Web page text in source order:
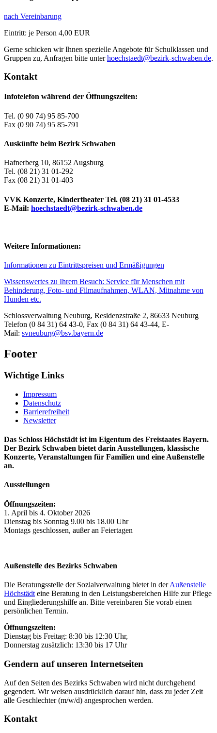
nach Vereinbarung
Eintritt: je Person 4,00 EUR
Gerne schicken wir Ihnen spezielle Angebote für Schulklassen und
Gruppen zu, Anfragen bitte unterhoechstaedt@bezirk-schwaben.de.
Kontakt
Infotelefon während der Öffnungszeiten:
Tel. (0 90 74) 95 85-700
Fax (0 90 74) 95 85-791
Auskünfte beim Bezirk Schwaben
Hafnerberg 10, 86152 Augsburg
Tel. (08 21) 31 01-292
Fax (08 21) 31 01-403
VVK Konzerte, Kindertheater Tel. (08 21) 31 01-4533
E-Mail: hoechstaedt@bezirk-schwaben.de
Weitere Informationen:
Informationen zu Eintrittspreisen und Ermäßigungen
Wissenswertes zu Ihrem Besuch: Service für Menschen mit
Behinderung, Foto- und Filmaufnahmen, WLAN, Mitnahme von
Hunden etc.
Schlossverwaltung Neuburg, Residenzstraße 2, 86633 Neuburg
Telefon (0 84 31) 64 43-0, Fax (0 84 31) 64 43-44, E-
Mail: svneuburg@bsv.bayern.de
Footer
Wichtige Links
Impressum
Datenschutz
Barrierefreiheit
Newsletter
Das Schloss Höchstädt ist im Eigentum des Freistaates Bayern.
Der Bezirk Schwaben bietet darin Ausstellungen, klassische
Konzerte, Veranstaltungen für Familien und eine Außenstelle
an.
Ausstellungen
Öffnungszeiten:
1. April bis 4. Oktober 2026
Dienstag bis Sonntag 9.00 bis 18.00 Uhr
Montags geschlossen, außer an Feiertagen
Außenstelle des Bezirks Schwaben
Die Beratungsstelle der Sozialverwaltung bietet in derAußenstelle
Höchstädt eine Beratung in den Leistungsbereichen Hilfe zur Pflege
und Eingliederungshilfe an. Bitte vereinbaren Sie vorab einen
persönlichen Termin.
Öffnungszeiten:
Dienstag bis Freitag: 8:30 bis 12:30 Uhr,
Donnerstag zusätzlich: 13:30 bis 17 Uhr
Gendern auf unseren Internetseiten
Auf den Seiten des Bezirks Schwaben wird nicht durchgehend
gegendert. Wir weisen ausdrücklich darauf hin, dass zu jeder Zeit
alle Geschlechter (m/w/d) angesprochen werden.
Kontakt